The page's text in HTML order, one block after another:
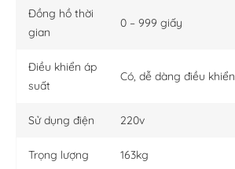
Đồng hồ thời
gian
0 – 999 giấy
Điều khiển áp
suất
Có, dễ dàng điều khiển
Sử dụng điện 220v
Trọng lượng 163kg